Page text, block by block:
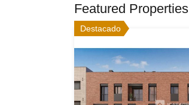
Featured Properties
Destacado